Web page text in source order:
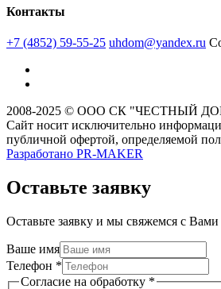
Контакты
+7 (4852) 59-55-25 uhdom@yandex.ru
2008-2025 © ООО СК "ЧЕСТНЫЙ
Сайт носит исключительно
публичной офертой, определяемой
Разработано PR-MAKER
Оставьте заявку
Оставьте заявку и мы свяжемся с
Ваше имя
Телефон *
Согласие на обработку *